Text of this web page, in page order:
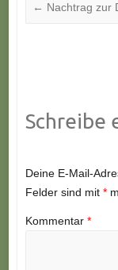
← Nachtrag zur
Schreibe
Deine E-Mail-
Felder sind mit *
Kommentar *